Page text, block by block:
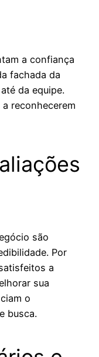
a confiança
fachada da
da equipe.
reconhecerem
são
Por
a
sua
o
busca.